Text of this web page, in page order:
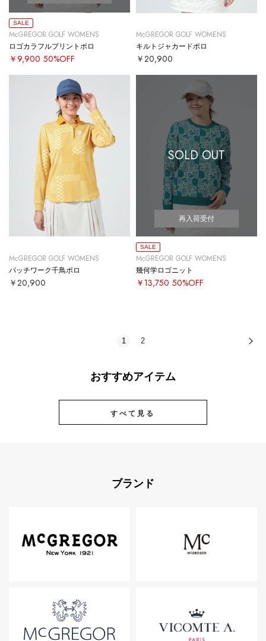
SALE
McGREGOR GOLF WOMENS
ロゴカラフルプリントポロ
￥9,900 50%OFF
McGREGOR GOLF WOMENS
キルトジャカードポロ
￥20,900
McGREGOR GOLF WOMENS
パッチワーク千鳥ポロ
￥20,900
SOLD OUT
再入荷受付
SALE
McGREGOR GOLF WOMENS
幾何学ロゴニット
￥13,750 50%OFF
1 2
おすすめアイテム
すべて見る
ブランド